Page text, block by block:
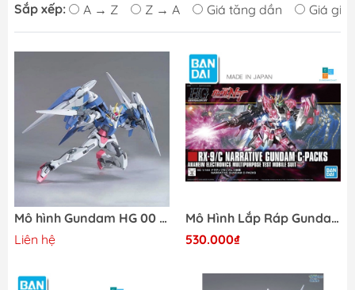
Sắp xếp: A → Z Z → A Giá tăng dần Giá
Mô hình Gundam HG 00 Raiser 038
Liên hệ
Mô Hình Lắp Ráp Gundam Bandai HG UC Narrative C-Packs - GDC 4573102567604
530.000₫